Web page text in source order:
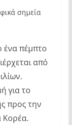
σημεία
ένα πέμπτο
από
για το
προς την
Κορέα.